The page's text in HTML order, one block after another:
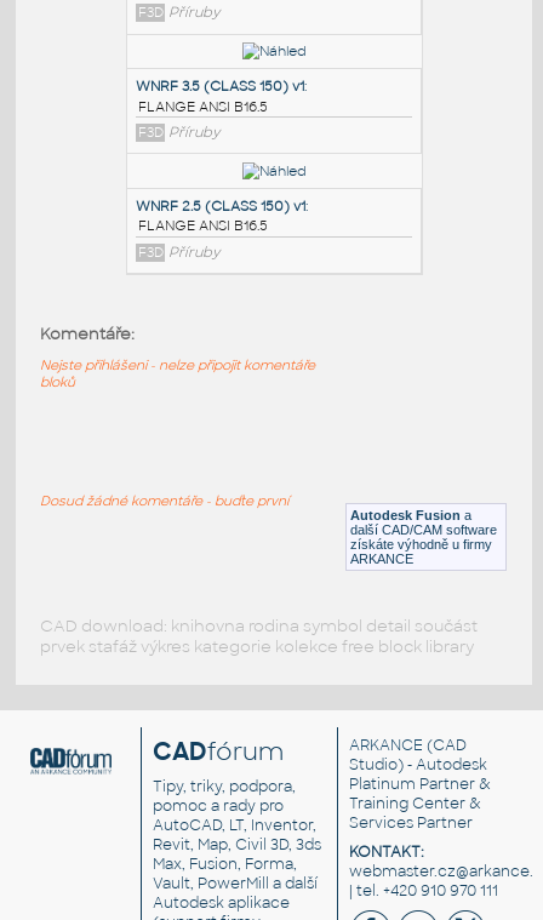
SORF 1.5 (CLASS 150):
FLANGE ANSI B16.5
F3D Příruby
WNRF 5 (CLASS 150) v1
FLANGE ANSI B16.5
F3D Příruby
Příruby
Autodesk Fusion a
další CAD/CAM software
získáte výhodně u firmy
ARKANCE
Komentáře:
Nejste přihlášeni - nelze připojit komentáře
bloků
Dosud žádné komentáře - buďte první
CAD download: knihovna rodina symbol detail součást
prvek stafáž výkres kategorie kolekce free block library
CADfórum
Tipy, triky, podpora,
pomoc a rady pro
AutoCAD, LT, Inventor,
Revit, Map, Civil 3D, 3ds
Max, Fusion, Forma,
Vault, PowerMill a další
Autodesk aplikace
ARKANCE (CAD
Studio) - Autodesk
Platinum Partner &
Training Center &
Services Partner
KONTAKT:
| tel. +420 910 970 111